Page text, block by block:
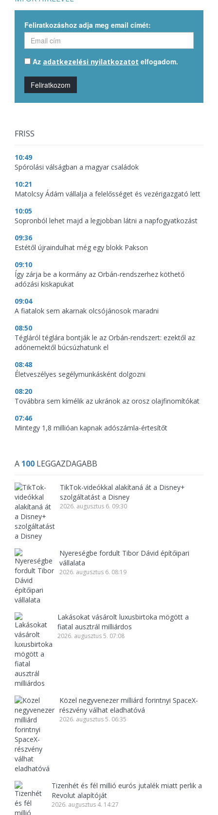
Feliratkozáshoz adja meg email címét:
Az adatkezelési nyilatkozatot elfogadom.
Feliratkozom
FRISS
10:49
Spórolási válságban a magyar családok
10:21
Matolcsy Ádám vállalja a felelősséget és vezérigazgató lett
10:05
Sopronból lehet majd a legjobban látni a napfogyatkozást
09:36
Estétől újraindulhat még egy blokk Pakson
09:10
Így zárja be a kormány az Orbán-rendszerhez köthető
adózási kiskapukat
09:04
A fiatalok sem akarnak olcsójánosok maradni
08:50
Tégláról téglára bontják le az Orbán-rendszert: ezektől az
adónemektől búcsúzhatunk el
08:48
Életveszélyes segélymunkásként dolgozni
08:20
Továbbra sem kímélik az ukránok az orosz olajfinomítókat
07:46
Mintegy 1,8 millióan kapnak adószámla-értesítőt
A 100 LEGGAZDAGABB
TikTok-videókkal alakítaná át a Disney+
szolgáltatást a Disney
2026. augusztus 6. 09:30
Nyereségbe fordult Tibor Dávid építőipari
vállalata
2026. augusztus 6. 08:19
Lakásokat vásárolt luxusbirtoka mögött a
fiatal ausztrál milliárdos
2026. augusztus 5. 07:08
Közel negyvenezer milliárd forintnyi SpaceX-
részvény válhat eladhatóvá
2026. augusztus 5. 06:35
Tizenhét és fél millió eurós jutalék miatt perlik a
Revolut alapítóját
2026. augusztus 4. 14:27